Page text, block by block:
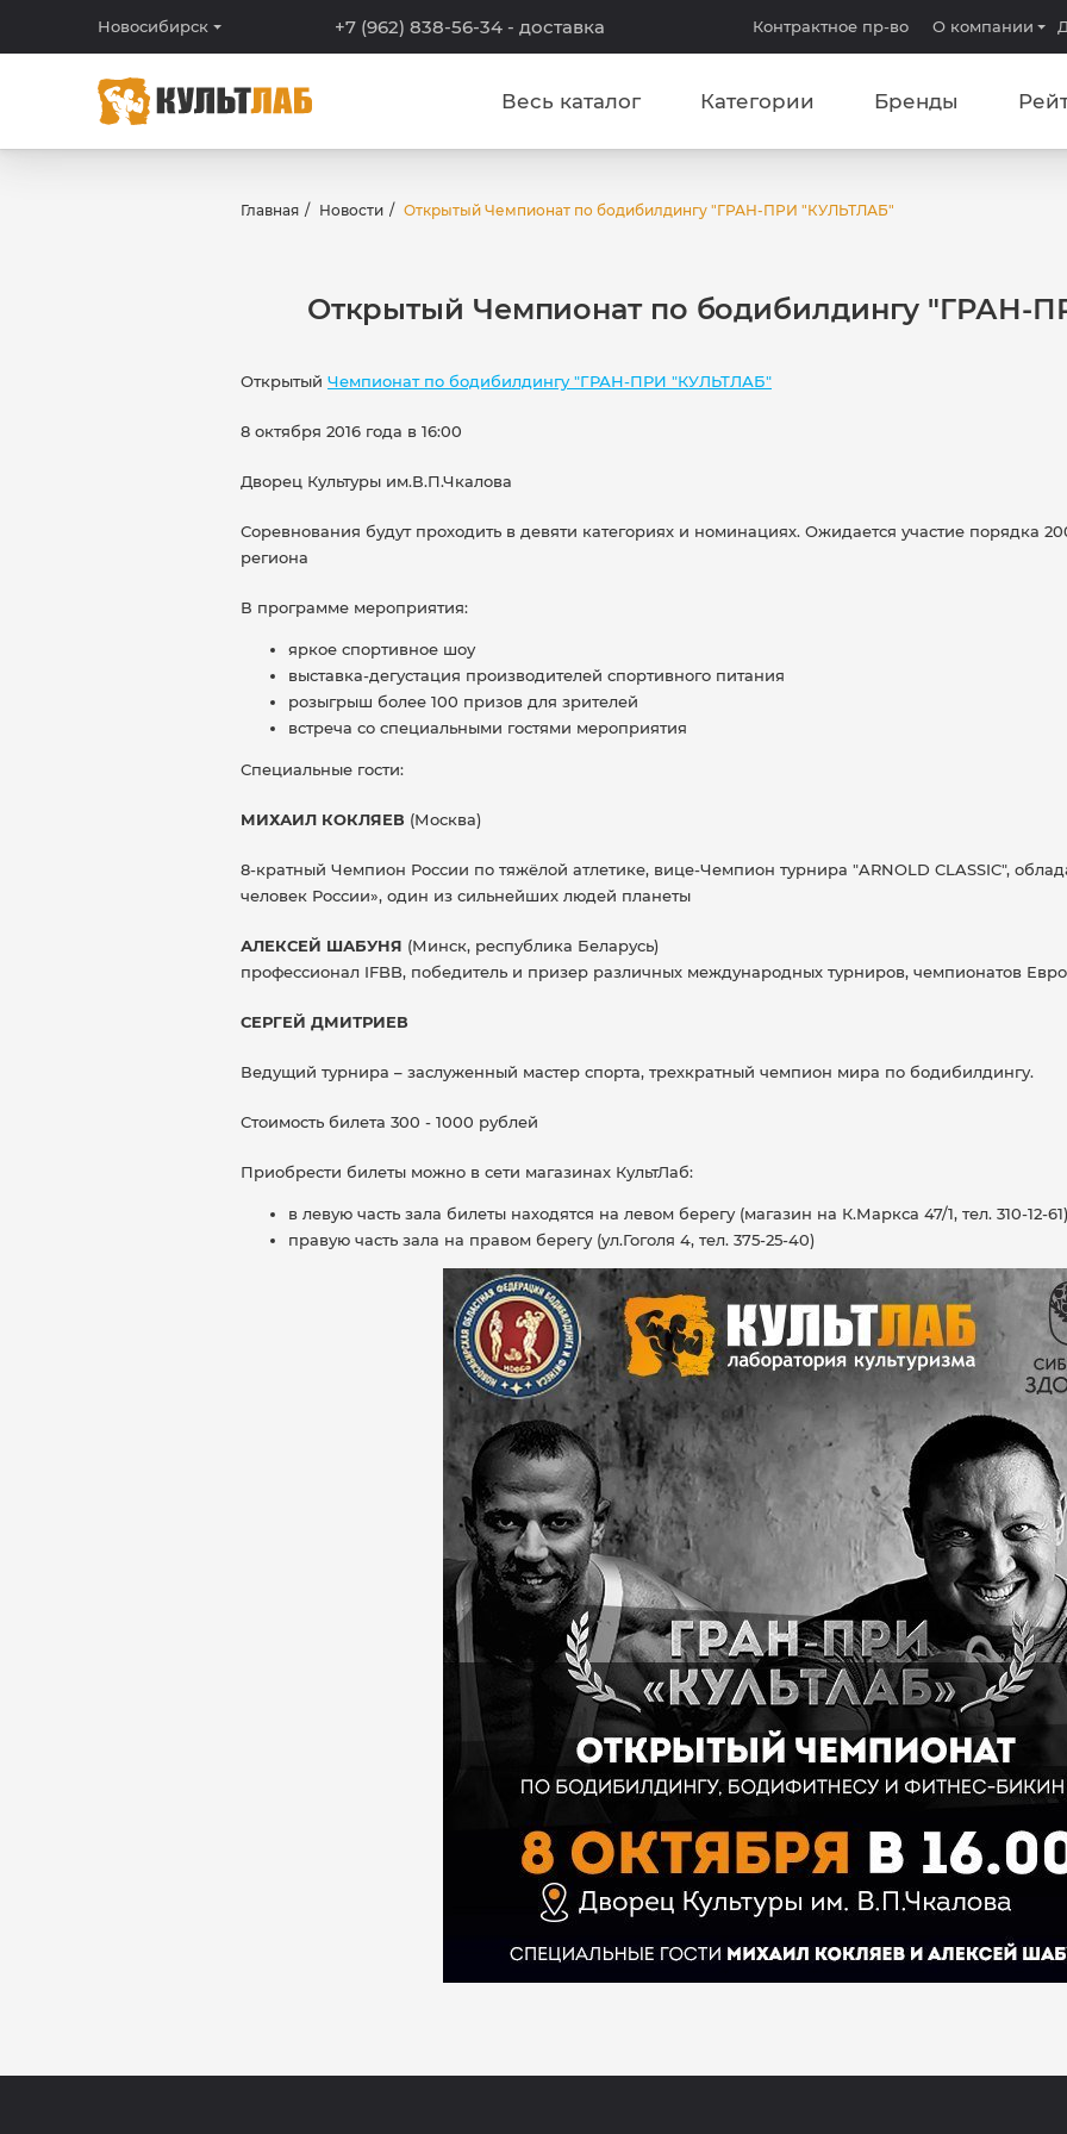
Новосибирск +7 (962) 838-56-34 - доставка Контрактное пр-во О компании
Весь каталог Категории Бренды
Главная Новости Открытый Чемпионат по бодибилдингу "ГРАН-ПРИ "КУЛЬТЛАБ"
Открытый Чемпионат по бодибилдингу "ГРАН-
Открытый Чемпионат по бодибилдингу "ГРАН-ПРИ "КУЛЬТЛАБ"
8 октября 2016 года в 16:00
Дворец Культуры им.В.П.Чкалова
Соревнования будут проходить в девяти категориях и номинациях. Ожидается участие порядка
региона
В программе мероприятия:
яркое спортивное шоу
выставка-дегустация производителей спортивного питания
розыгрыш более 100 призов для зрителей
встреча со специальными гостями мероприятия
Специальные гости:
МИХАИЛ КОКЛЯЕВ (Москва)
8-кратный Чемпион России по тяжёлой атлетике, вице-Чемпион турнира "ARNOLD CLASSIC",
человек России», один из сильнейших людей планеты
АЛЕКСЕЙ ШАБУНЯ (Минск, республика Беларусь)
профессионал IFBB, победитель и призер различных международных турниров, чемпионатов
СЕРГЕЙ ДМИТРИЕВ
Ведущий турнира – заслуженный мастер спорта, трехкратный чемпион мира по бодибилдингу.
Стоимость билета 300 - 1000 рублей
Приобрести билеты можно в сети магазинах КультЛаб:
в левую часть зала билеты находятся на левом берегу (магазин на К.Маркса 47/1, тел. 310-12-
правую часть зала на правом берегу (ул.Гоголя 4, тел. 375-25-40)